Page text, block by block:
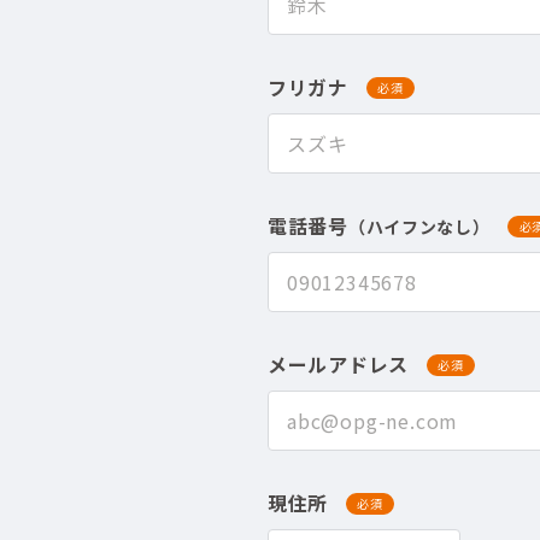
フリガナ 必須
電話番号 （ハイフンなし） 必
メールアドレス 必須
現住所 必須